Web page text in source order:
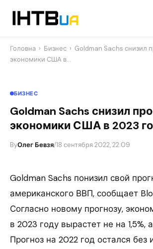
Головна › Бизнес › Goldman Sachs снизил
экономики США в…
БИЗНЕС
Goldman Sachs снизил
экономики США в 2023
ByОлег Бевзя/18 сентября 2022, 22:09
Goldman Sachs понизил свой
американского ВВП, сообщает
Согласно новому прогнозу,
в 2023 году вырастет не на 1,5%, а
Прогноз на 2022 год остался без